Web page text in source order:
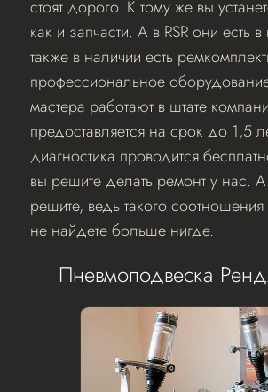
стоят дорого. К тому же вы
как и запчасти. А в RSR они есть
также в наличии есть
профессиональное
мастера работают в штате
предоставляется на срок до 1,5
диагностика проводится
вы решите делать ремонт у нас.
решите, ведь такого соотношения
не найдете больше нигде.
Пневмоподвеска